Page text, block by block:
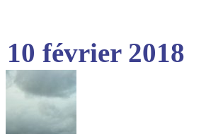
10 février 2018